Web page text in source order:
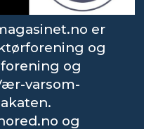
er
og
og
varsom-
og